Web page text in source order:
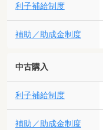
利子補給制度
補助／助成金制度
中古購入
利子補給制度
補助／助成金制度